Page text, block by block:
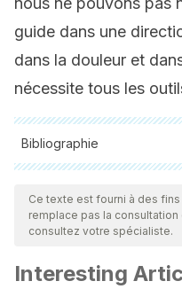
guide dans une
dans la douleur et
nécessite tous les
Bibliographie
Toutes les sources citées
par notre équipe pour
actualité et leur validité.
ou scientifique
Ce texte est fourni à des
remplace pas la
consultez votre spécialiste.
Interesting